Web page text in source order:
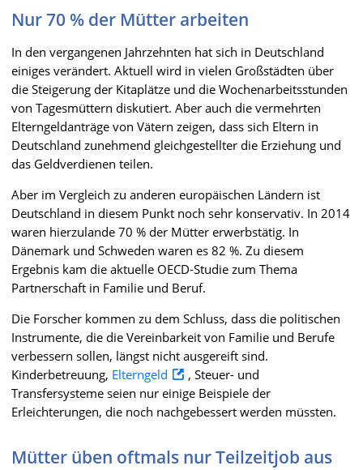
Nur 70 % der Mütter arbeiten
In den vergangenen Jahrzehnten hat sich in Deutschland
einiges verändert. Aktuell wird in vielen Großstädten über
die Steigerung der Kitaplätze und die Wochenarbeitsstunden
von Tagesmüttern diskutiert. Aber auch die vermehrten
Elterngeldanträge von Vätern zeigen, dass sich Eltern in
Deutschland zunehmend gleichgestellter die Erziehung und
das Geldverdienen teilen.
Aber im Vergleich zu anderen europäischen Ländern ist
Deutschland in diesem Punkt noch sehr konservativ. In 2014
waren hierzulande 70 % der Mütter erwerbstätig. In
Dänemark und Schweden waren es 82 %. Zu diesem
Ergebnis kam die aktuelle OECD-Studie zum Thema
Partnerschaft in Familie und Beruf.
Die Forscher kommen zu dem Schluss, dass die politischen
Instrumente, die die Vereinbarkeit von Familie und Berufe
verbessern sollen, längst nicht ausgereift sind.
Kinderbetreuung, Elterngeld
, Steuer- und
Transfersysteme seien nur einige Beispiele der
Erleichterungen, die noch nachgebessert werden müssten.
Mütter üben oftmals nur Teilzeitjob aus